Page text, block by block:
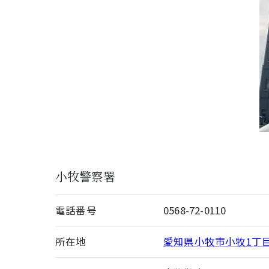
小牧警察署
電話番号 0568-72-0110
所在地 愛知県小牧市小牧1丁